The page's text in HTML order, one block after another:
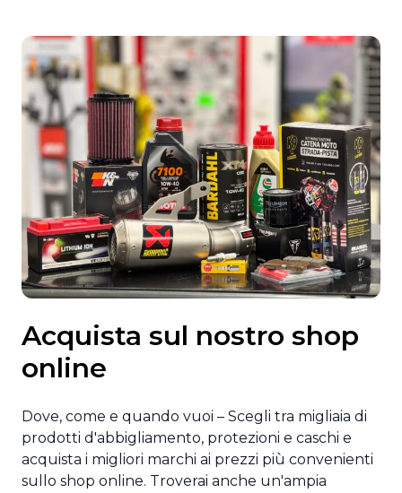
Acquista sul nostro shop
online
Dove, come e quando vuoi – Scegli tra migliaia di
prodotti d'abbigliamento, protezioni e caschi e
acquista i migliori marchi ai prezzi più convenienti
sullo shop online. Troverai anche un'ampia